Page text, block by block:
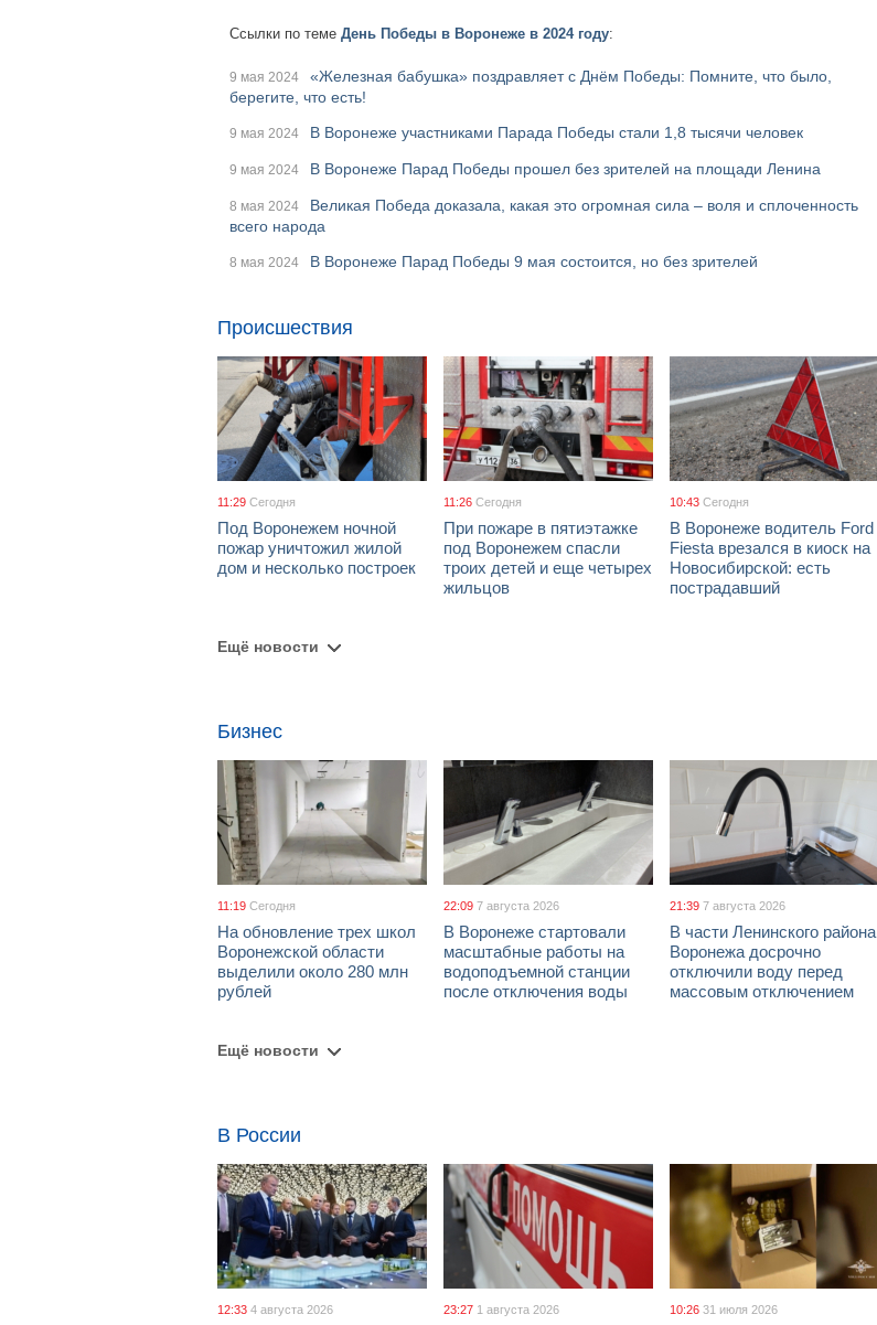
Ссылки по теме День Победы в Воронеже в 2024 году:
9 мая 2024
«Железная бабушка» поздравляет с Днём Победы: Помните, что было,
берегите, что есть!
9 мая 2024 В Воронеже участниками Парада Победы стали 1,8 тысячи человек
9 мая 2024 В Воронеже Парад Победы прошел без зрителей на площади Ленина
8 мая 2024
Великая Победа доказала, какая это огромная сила – воля и сплоченность
всего народа
8 мая 2024 В Воронеже Парад Победы 9 мая состоится, но без зрителей
Происшествия
11:29 Сегодня
Под Воронежем ночной
пожар уничтожил жилой
дом и несколько построек
11:26 Сегодня
При пожаре в пятиэтажке
под Воронежем спасли
троих детей и еще четырех
жильцов
10:43 Сегодня
В Воронеже водитель Ford
Fiesta врезался в киоск на
Новосибирской: есть
пострадавший
Ещё новости
Бизнес
11:19 Сегодня
На обновление трех школ
Воронежской области
выделили около 280 млн
рублей
22:09 7 августа 2026
В Воронеже стартовали
масштабные работы на
водоподъемной станции
после отключения воды
21:39 7 августа 2026
В части Ленинского района
Воронежа досрочно
отключили воду перед
массовым отключением
Ещё новости
В России
12:33 4 августа 2026 23:27 1 августа 2026 10:26 31 июля 2026